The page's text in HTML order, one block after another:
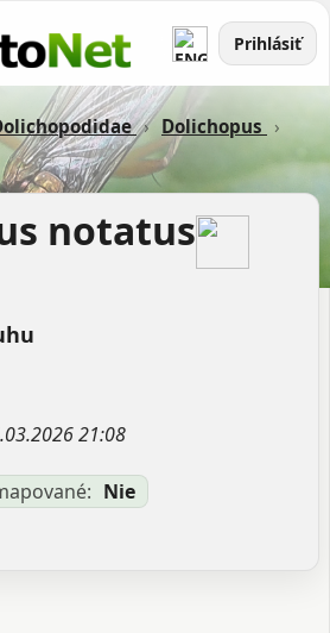
Prihlásiť
› Dolichopus ›
notatus
21:08
Nie